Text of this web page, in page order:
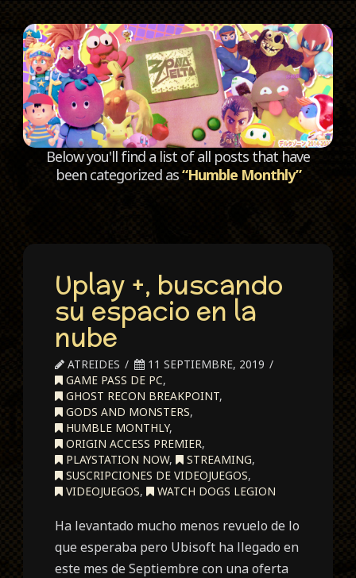
Below you'll find a list of all posts that have
been categorized as“Humble Monthly”
Uplay +, buscando
su espacio en la
nube
ATREIDES
11 SEPTIEMBRE, 2019
GAME PASS DE PC,
GHOST RECON BREAKPOINT,
GODS AND MONSTERS,
HUMBLE MONTHLY,
ORIGIN ACCESS PREMIER,
PLAYSTATION NOW, STREAMING,
SUSCRIPCIONES DE VIDEOJUEGOS,
VIDEOJUEGOS, WATCH DOGS LEGION
Ha levantado mucho menos revuelo de lo
que esperaba pero Ubisoft ha llegado en
este mes de Septiembre con una oferta